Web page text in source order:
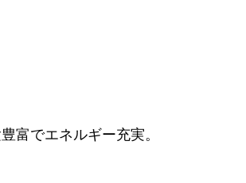
富でエネルギー充実。